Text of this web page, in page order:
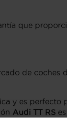
que
de coches
y es perfecto
Audi TT RS